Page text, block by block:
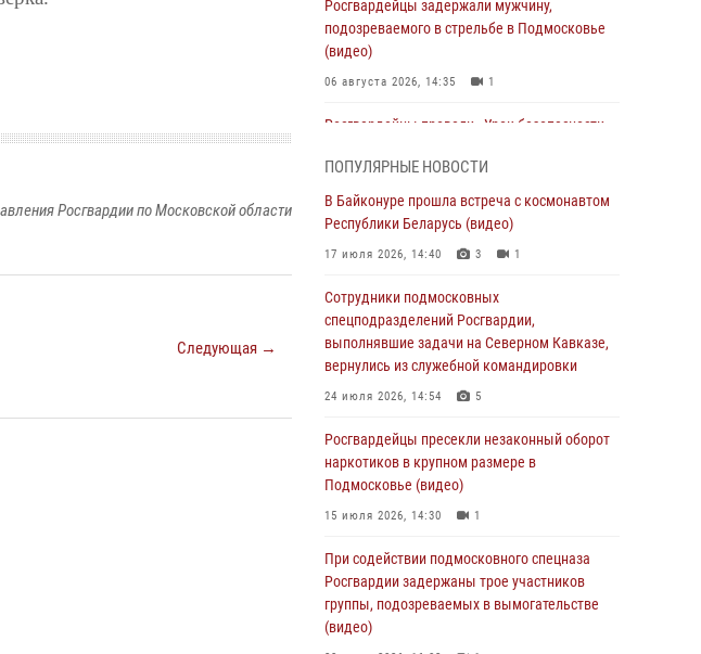
Росгвардии по Московской области
Следующая →
Росгвардейцы задержали мужчину,
подозреваемого в стрельбе в Подмосковье
(видео)
06 августа 2026, 14:35 1
Росгвардейцы провели «Урок безопасности»
При содействии подмосковного спецназа
Росгвардии задержаны подозреваемые в
изготовлении поддельных документов
05 августа 2026, 15:48 1
Сотрудники спецподразделения
отработали навыки огневой подготовки на
04 августа 2026, 12:21
выезжали по сигналам «Тревога» с
охраняемых объектов в Подмосковье
04 августа 2026, 12:15
ПОПУЛЯРНЫЕ НОВОСТИ
В Байконуре прошла встреча с космонавтом
Республики Беларусь (видео)
17 июля 2026, 14:40 3 1
Сотрудники подмосковных
спецподразделений Росгвардии,
выполнявшие задачи на Северном Кавказе,
вернулись из служебной командировки
24 июля 2026, 14:54 5
Росгвардейцы пресекли незаконный оборот
наркотиков в крупном размере в
Подмосковье (видео)
15 июля 2026, 14:30 1
При содействии подмосковного спецназа
Росгвардии задержаны трое участников
группы, подозреваемых в вымогательстве
(видео)